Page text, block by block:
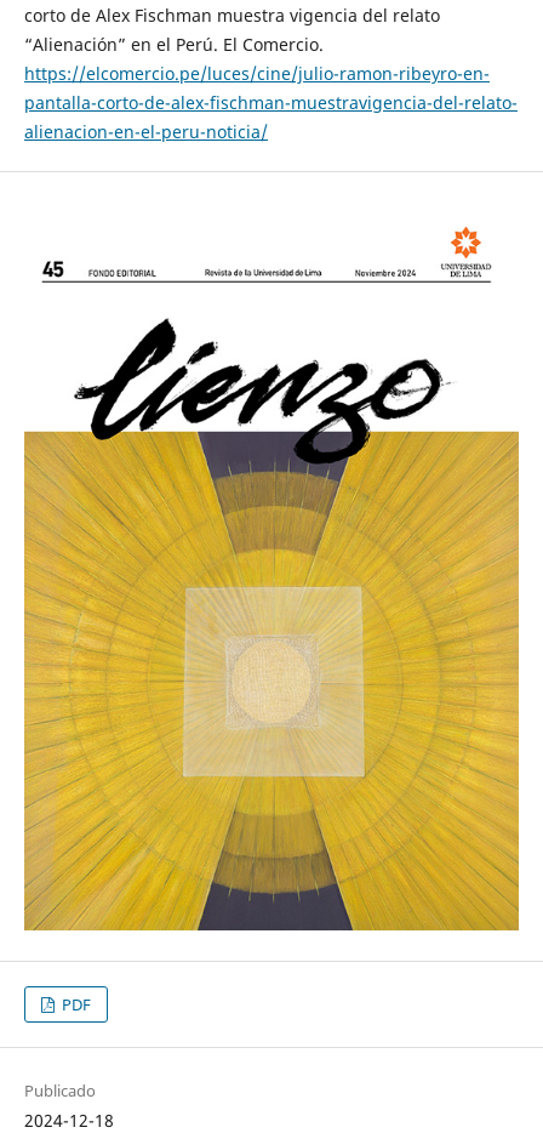
corto de Alex Fischman muestra vigencia del relato
“Alienación” en el Perú. El Comercio.
https://elcomercio.pe/luces/cine/julio-ramon-ribeyro-en-
pantalla-corto-de-alex-fischman-muestravigencia-del-relato-
alienacion-en-el-peru-noticia/
PDF
Publicado
2024-12-18